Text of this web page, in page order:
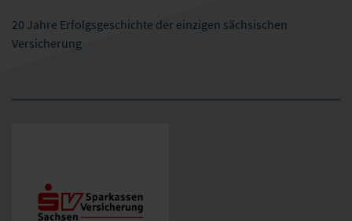
20 Jahre Erfolgsgeschichte der einzigen sächsischen
Versicherung